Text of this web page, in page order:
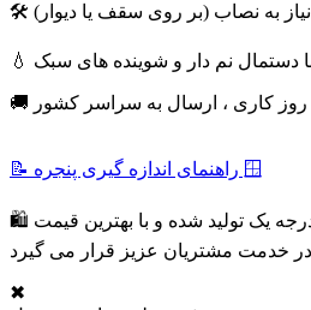
به نصاب (بر روی سقف یا دیوار)
دستمال نم دار و شوینده های سبک
📝 راهنمای اندازه گیری پنجره 🪟
🛍 تمامی محصولات با کیفیت درجه یک تولید شده و با بهترین قیمت
✖